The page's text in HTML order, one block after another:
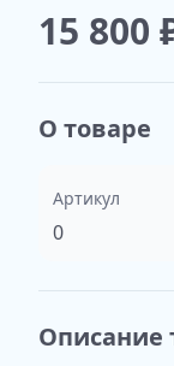
15 800
О товаре
Артикул
0
Описание